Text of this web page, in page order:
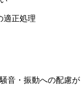
適正処理
音・振動への配慮が